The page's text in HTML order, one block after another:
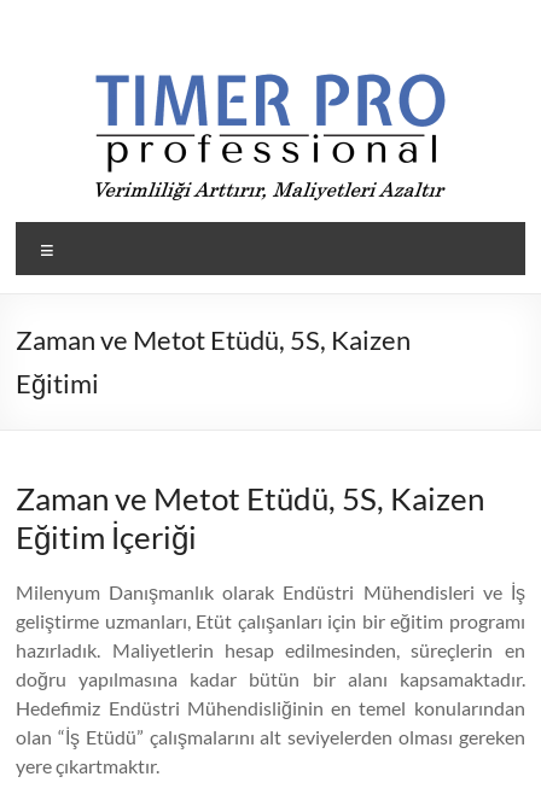
Timer
Pro
ile
Üretimde
verimliliği
düşür
Zaman ve Metot Etüdü, 5S, Kaizen
Eğitimi
Zaman ve Metot Etüdü, 5S, Kaizen
Eğitim İçeriği
Milenyum Danışmanlık olarak Endüstri Mühendisleri ve İş
geliştirme uzmanları, Etüt çalışanları için bir eğitim programı
hazırladık. Maliyetlerin hesap edilmesinden, süreçlerin en
doğru yapılmasına kadar bütün bir alanı kapsamaktadır.
Hedefimiz Endüstri Mühendisliğinin en temel konularından
olan “İş Etüdü” çalışmalarını alt seviyelerden olması gereken
yere çıkartmaktır.